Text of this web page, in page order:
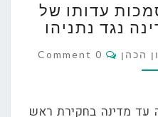
עדותו של
נגד נתניהו
הכהן Comments
0 Comment
עד מדינה בחקירת ראש